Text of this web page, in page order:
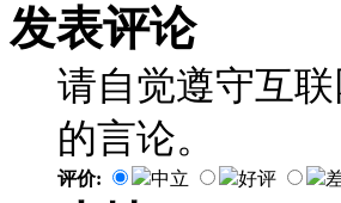
发表评论
请自觉遵守互
的言论。
评价: 中立 好评